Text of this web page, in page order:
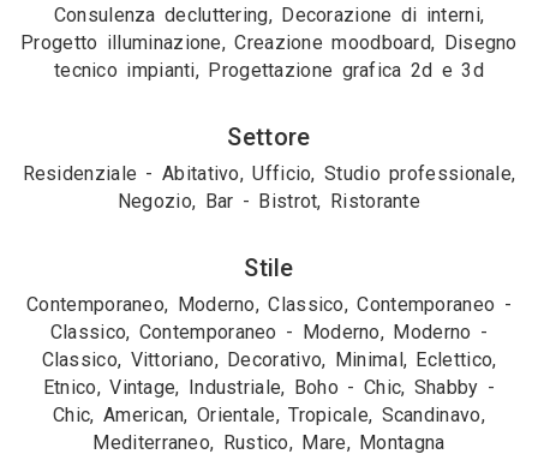
Consulenza decluttering, Decorazione di interni,
Progetto illuminazione, Creazione moodboard, Disegno
tecnico impianti, Progettazione grafica 2d e 3d
Settore
Residenziale - Abitativo, Ufficio, Studio professionale,
Negozio, Bar - Bistrot, Ristorante
Stile
Contemporaneo, Moderno, Classico, Contemporaneo -
Classico, Contemporaneo - Moderno, Moderno -
Classico, Vittoriano, Decorativo, Minimal, Eclettico,
Etnico, Vintage, Industriale, Boho - Chic, Shabby -
Chic, American, Orientale, Tropicale, Scandinavo,
Mediterraneo, Rustico, Mare, Montagna